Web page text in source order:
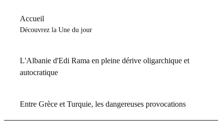
Accueil
Découvrez la Une du jour
L'Albanie d'Edi Rama en pleine dérive oligarchique et
autocratique
Entre Grèce et Turquie, les dangereuses provocations